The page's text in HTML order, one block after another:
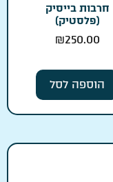
חרבות בייסיק
(פלסטיק)
₪250.00
הוספה לסל